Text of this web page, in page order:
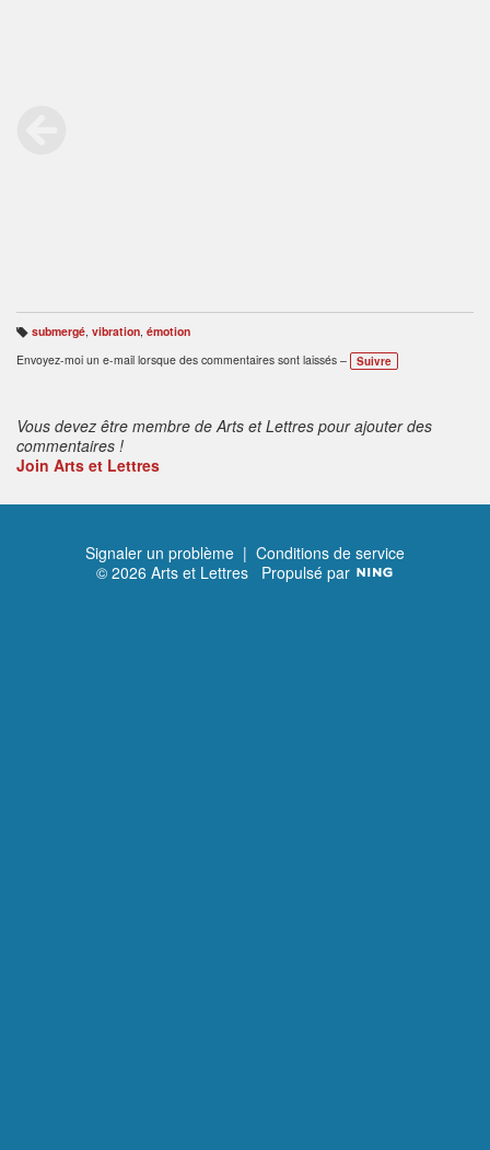
B
ali
s
submergé, vibration, émotion
Envoyez-moi un e-mail lorsque des commentaires sont laissés –
Suivre
Vous devez être membre de Arts et Lettres pour ajouter des
commentaires !
Join Arts et Lettres
Signaler un problème | Conditions de service
© 2026 Arts et Lettres Propulsé par